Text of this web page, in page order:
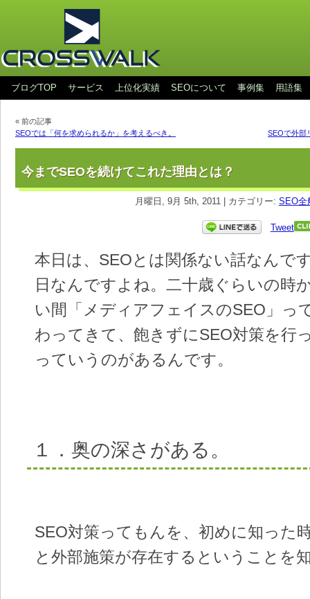
ブログTOP サービス 上位化実績 SEOについて 事例集 用語集
« 前の記事
SEOでは「何を求められるか」を考えるべき。
SEOで外部
今までSEOを続けてこれた理由とは？
月曜日, 9月 5th, 2011 | カテゴリー: SEO全
Tweet
本日は、SEOとは関係ない話なんで
日なんですよね。二十歳ぐらいの時
い間「メディアフェイスのSEO」っ
わってきて、飽きずにSEO対策を行
っていうのがあるんです。
１．奥の深さがある。
SEO対策ってもんを、初めに知った
と外部施策が存在するということを